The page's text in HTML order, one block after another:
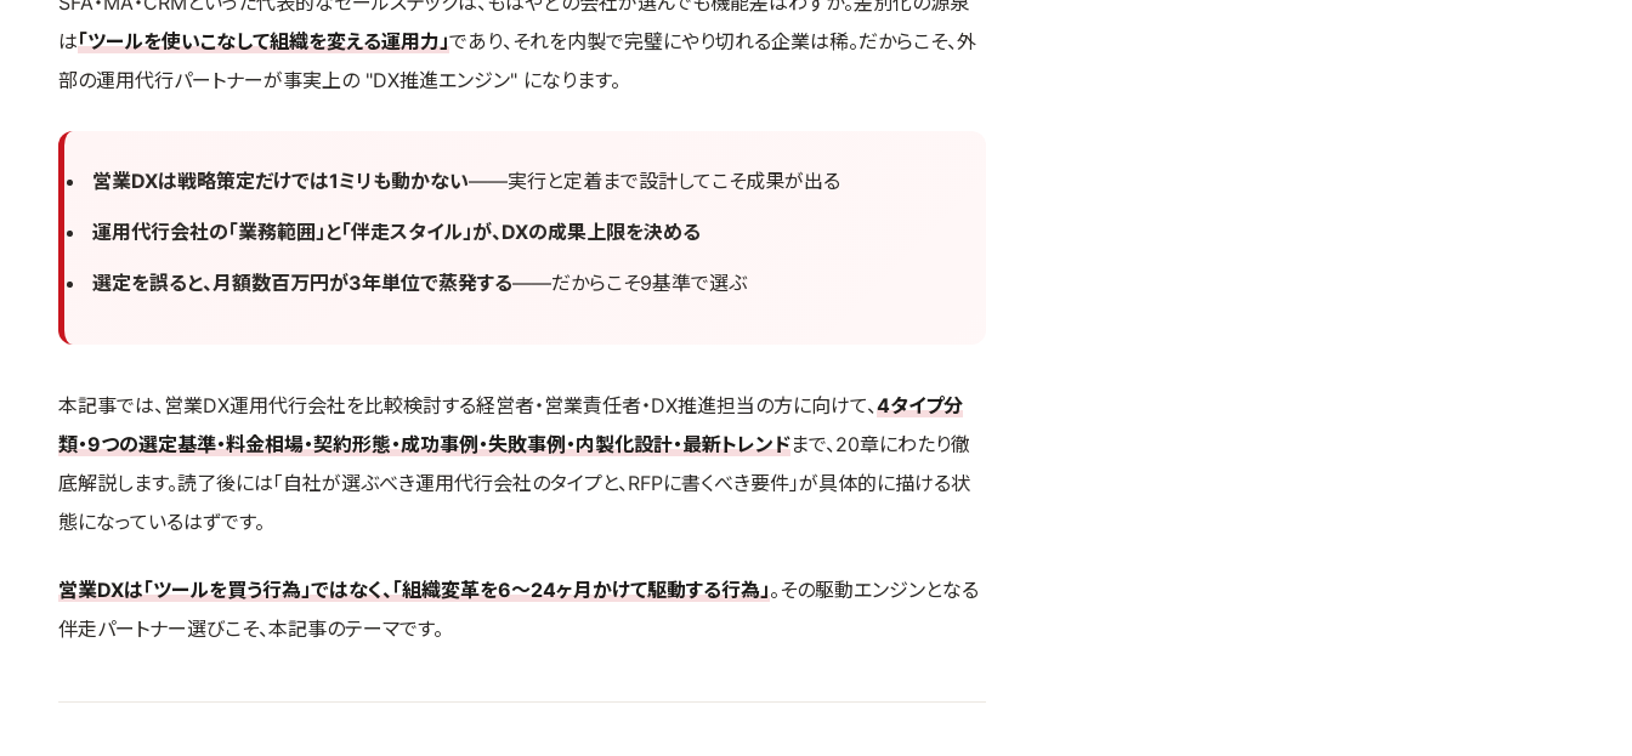
は「ツールを使いこなして組織を変える運用力」であり、それを内製で完璧にやり切れる企業は稀。だからこそ、外
部の運用代行パートナーが事実上の "DX推進エンジン" になります。
営業DXは戦略策定だけでは1ミリも動かない——実行と定着まで設計してこそ成果が出る
運用代行会社の「業務範囲」と「伴走スタイル」が、DXの成果上限を決める
選定を誤ると、月額数百万円が3年単位で蒸発する——だからこそ9基準で選ぶ
本記事では、営業DX運用代行会社を比較検討する経営者・営業責任者・DX推進担当の方に向けて、4タイプ分
類・9つの選定基準・料金相場・契約形態・成功事例・失敗事例・内製化設計・最新トレンドまで、20章にわたり徹
底解説します。読了後には「自社が選ぶべき運用代行会社のタイプと、RFPに書くべき要件」が具体的に描ける状
態になっているはずです。
営業DXは「ツールを買う行為」ではなく、「組織変革を6〜24ヶ月かけて駆動する行為」。その駆動エンジンとなる
伴走パートナー選びこそ、本記事のテーマです。